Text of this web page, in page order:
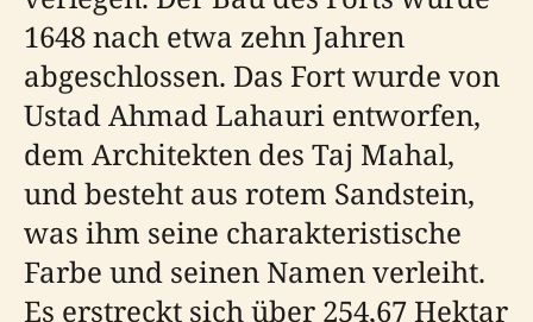
1648 nach etwa zehn Jahren
abgeschlossen. Das Fort wurde von
Ustad Ahmad Lahauri entworfen,
dem Architekten des Taj Mahal,
und besteht aus rotem Sandstein,
was ihm seine charakteristische
Farbe und seinen Namen verleiht.
Es erstreckt sich über 254,67 Hektar